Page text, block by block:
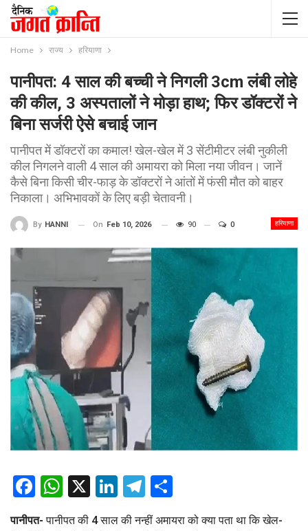
Home राज्य हरियाणा
पानीपत: 4 साल की बच्ची ने निगली 3cm लंबी लोहे
की कील, 3 अस्पतालों ने मोड़ा हाथ; फिर डॉक्टरों ने
बिना सर्जरी ऐसे बचाई जान
पानीपत में डॉक्टरों का कमाल! खेल-खेल में 3 सेंटीमीटर लंबी नुकीली
कील निगलने वाली 4 साल की अमायरा को मिला नया जीवन। जानें
कैसे बिना किसी चीर-फाड़ के डॉक्टरों ने आंतों में फंसी मौत को बाहर
निकाला। अभिभावकों के लिए बड़ी चेतावनी।
हरियाणा
By HANNI On Feb 10, 2026 90 0
Facebook
WhatsApp
X LinkedIn
Telegram
पानीपत-पानीपत की 4 साल की नन्हीं अमायरा को क्या पता था कि खेल-